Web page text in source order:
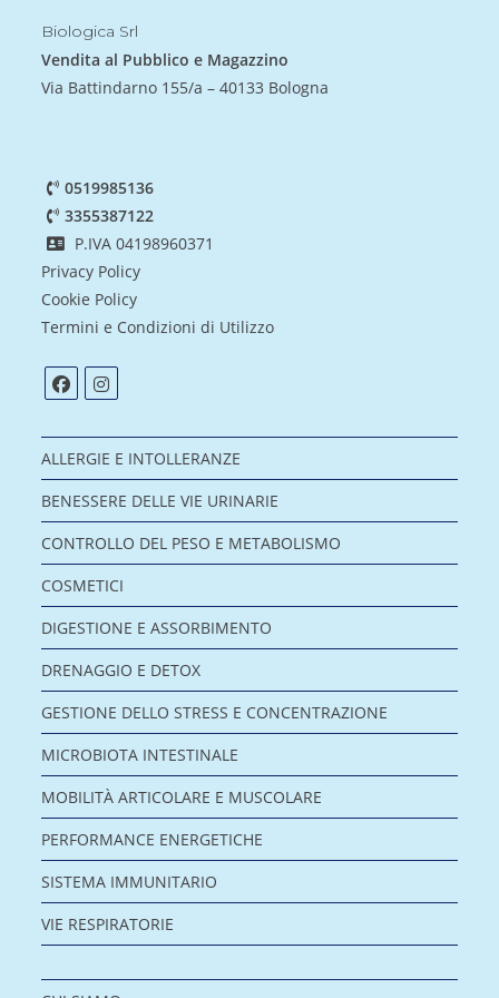
Biologica Srl
Vendita al Pubblico e Magazzino
Via Battindarno 155/a – 40133 Bologna
0519985136
3355387122
P.IVA 04198960371
Privacy Policy
Cookie Policy
Termini e Condizioni di Utilizzo
ALLERGIE E INTOLLERANZE
BENESSERE DELLE VIE URINARIE
CONTROLLO DEL PESO E METABOLISMO
COSMETICI
DIGESTIONE E ASSORBIMENTO
DRENAGGIO E DETOX
GESTIONE DELLO STRESS E CONCENTRAZIONE
MICROBIOTA INTESTINALE
MOBILITÀ ARTICOLARE E MUSCOLARE
PERFORMANCE ENERGETICHE
SISTEMA IMMUNITARIO
VIE RESPIRATORIE